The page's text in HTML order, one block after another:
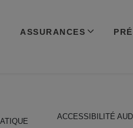
ASSURANCES
ACCESSIBILITÉ